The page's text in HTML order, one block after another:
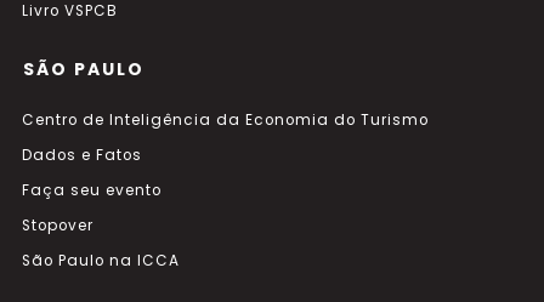
Livro VSPCB
SÃO PAULO
Centro de Inteligência da Economia do Turismo
Dados e Fatos
Faça seu evento
Stopover
São Paulo na ICCA